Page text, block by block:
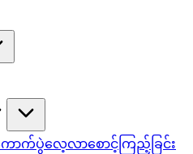
ကောက်ပွဲလေ့လာစောင့်ကြည့်ခြင်း